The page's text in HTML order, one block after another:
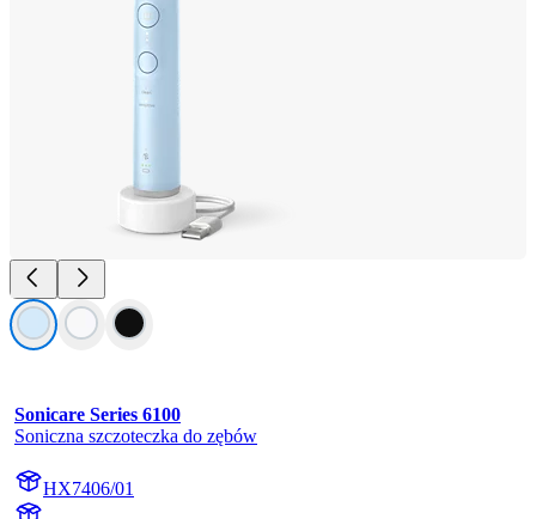
Sonicare Series 6100
Soniczna szczoteczka do zębów
HX7406/01